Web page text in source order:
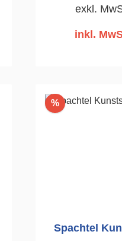
exkl.
inkl.
%Rabatt
Spachtel